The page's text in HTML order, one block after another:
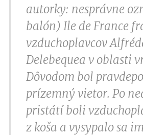
autorky: nesprávne
balón) Ile de France
vzduchoplavcov
Delebequea v oblasti
Dôvodom bol
prízemný vietor. Po
pristátí boli
z koša a vysypalo sa